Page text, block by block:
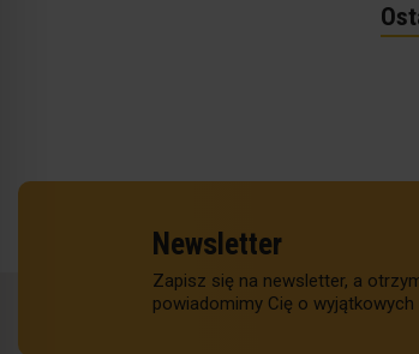
Newsletter
Zapisz się na newsletter, a
powiadomimy Cię o